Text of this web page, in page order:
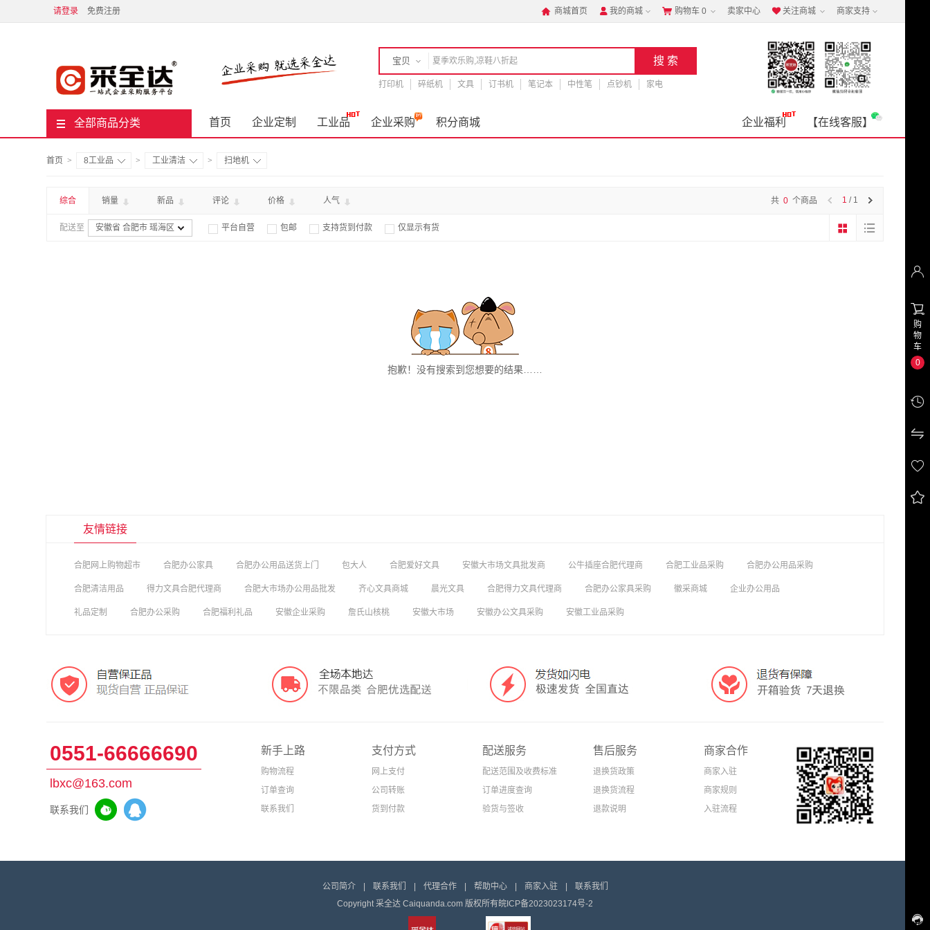
请登录 免费注册  商城首页  我的商城  购物车 0 卖家中心 关注商城 商家支持
宝贝
店铺
打印机 碎纸机 文具 订书机 笔记本 中性笔 点钞机
家电
全部商品分类 首页 企业定制 工业品 企业采购 积分商城 【在线客服】
企业福利
首页 > 8工业品 > 工业清洁 > 扫地机
综合 销量 新品 评论 价格 人气 1 / 1
共 0 个商品
配送至 安徽省 合肥市 瑶海区 平台自营 包邮 支持货到付款 仅显示有货
抱歉！没有搜索到您想要的结果……


购
物
车
0





友情链接
合肥网上购物超市 合肥办公家具 合肥办公用品送货上门 包大人 合肥爱好文具 安徽大市场文具批发商 公牛插座合肥代理商 合肥工业品采购 合肥办公用品采购
合肥清洁用品 得力文具合肥代理商 合肥大市场办公用品批发 齐心文具商城 晨光文具 合肥得力文具代理商 合肥办公家具采购 徽采商城 企业办公用品
礼品定制 合肥办公采购 合肥福利礼品 安徽企业采购 詹氏山核桃 安徽大市场 安徽办公文具采购 安徽工业品采购
0551-66666690
lbxc@163.com
联系我们
新手上路
购物流程
订单查询
联系我们
支付方式
网上支付
公司转账
货到付款
配送服务
配送范围及收费标准
订单进度查询
验货与签收
售后服务
退换货政策
退换货流程
退款说明
商家合作
商家入驻
商家规则
入驻流程
公司简介 联系我们 代理合作 帮助中心 商家入驻
联系我们
Copyright 采全达 Caiquanda.com 版权所有皖ICP备2023023174号-2